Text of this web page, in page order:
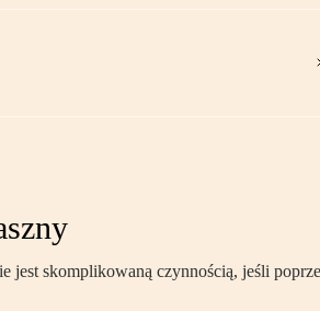
jest skomplikowaną czynnością, jeśli